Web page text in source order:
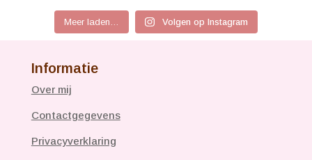
Meer laden… Volgen op Instagram
Informatie
Over mij
Contactgegevens
Privacyverklaring